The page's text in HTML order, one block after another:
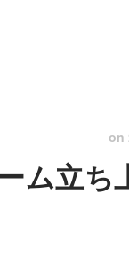
on
ム立ち